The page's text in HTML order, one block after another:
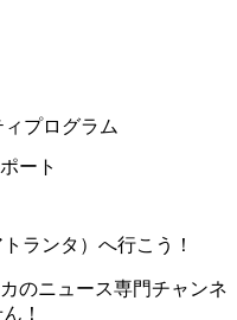
プログラム
ート
ランタ）へ行こう！
のニュース専門チャンネ
！